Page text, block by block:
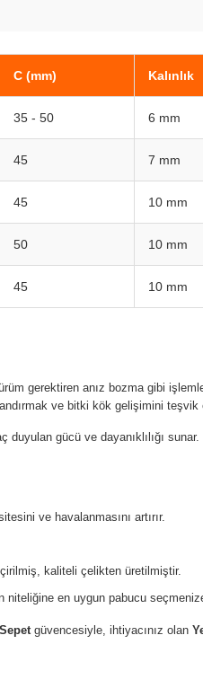
C (mm) Kalınlık
35 - 50 6 mm
45 7 mm
45 10 mm
50 10 mm
45 10 mm
gerektiren anız bozma gibi
ve bitki kök gelişimini
gücü ve dayanıklılığı sunar.
ve havalanmasını artırır.
kaliteli çelikten üretilmiştir.
niteliğine en uygun pabucu
güvencesiyle, ihtiyacınız olan